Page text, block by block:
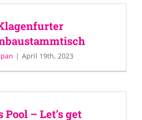
| April 19th, 2023
– Let’s get